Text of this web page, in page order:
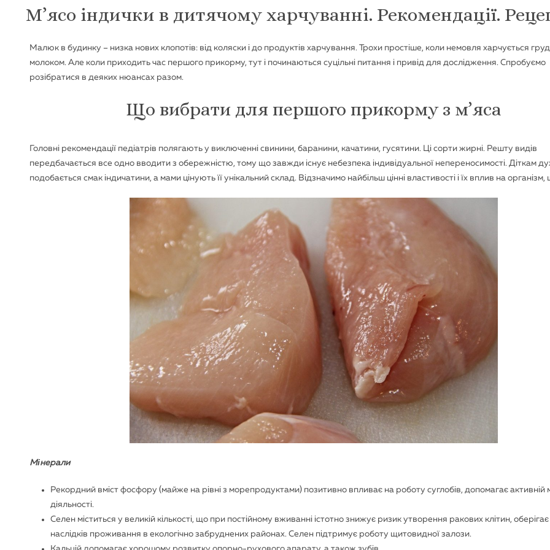
М’ясо індички в дитячому харчуванні. Рекомендації.
Малюк в будинку – низка нових клопотів: від коляски і до продуктів харчування. Трохи простіше, коли немовля харчується
молоком. Але коли приходить час першого прикорму, тут і починаються суцільні питання і привід для дослідження. Спробуємо
розібратися в деяких нюансах разом.
Що вибрати для першого прикорму з м’яса
Головні рекомендації педіатрів полягають у виключенні свинини, баранини, качатини, гусятини. Ці сорти жирні. Решту видів
передбачається все одно вводити з обережністю, тому що завжди існує небезпека індивідуальної непереносимості. Діткам
подобається смак індичатини, а мами цінують її унікальний склад. Відзначимо найбільш цінні властивості і їх вплив на
Мінерали
Рекордний вміст фосфору (майже на рівні з морепродуктами) позитивно впливає на роботу суглобів, допомагає активній
діяльності.
Селен міститься у великій кількості, що при постійному вживанні істотно знижує ризик утворення ракових клітин, оберігає
наслідків проживання в екологічно забруднених районах. Селен підтримує роботу щитовидної залози.